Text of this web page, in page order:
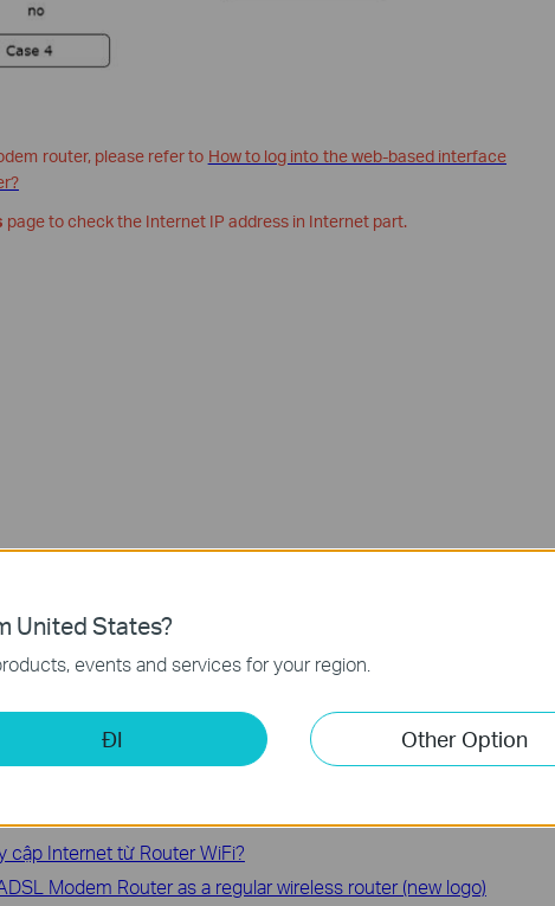
router, please refer to How to log into the web-based interface
page to check the Internet IP address in Internet part.
still cannot access the internet, please
function and configuration please go to
cập Internet từ Router WiFi?
Modem Router as a regular wireless router (new logo)
United States?
events and services for your region.
ĐI Other Option